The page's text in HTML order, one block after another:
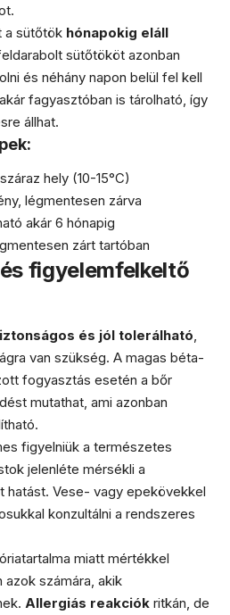
a sütőtök hónapokig eláll
sütőtököt azonban
és néhány napon belül fel kell
fagyasztóban is tárolható, így
állhat.
hely (10-15°C)
légmentesen zárva
akár 6 hónapig
zárt tartóban
figyelemfelkeltő
és jól tolerálható
van szükség. A magas béta-
fogyasztás esetén a bőr
mutathat, ami azonban
figyelniük a természetes
jelenléte mérsékli a
hatást. Vese- vagy epekövekkel
konzultálni a rendszeres
miatt mértékkel
számára, akik
Allergiás reakciók ritkán, de